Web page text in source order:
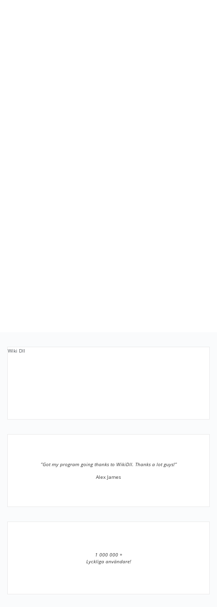
Wiki Dll
”Got my program going thanks to WikiDll. Thanks a lot guys!”
Alex James
1 000 000 +
Lyckliga användare!